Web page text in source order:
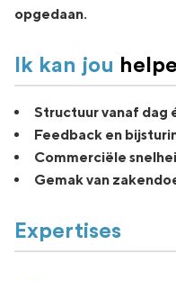
opgedaan.
Ik kan jou
Structuur vanaf dag
Feedback en
Commerciële
Gemak van
Expertises